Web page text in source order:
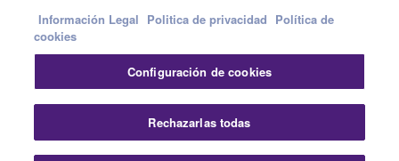
Información Legal Politica de privacidad Política de
cookies
Configuración de cookies
Rechazarlas todas